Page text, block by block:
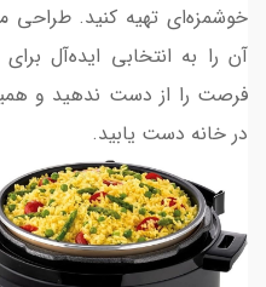
خوشمزه‌ای تهیه کنید. طراحی
آن را به انتخابی ایده‌آل
فرصت را از دست ندهید و
در خانه دست یابید.